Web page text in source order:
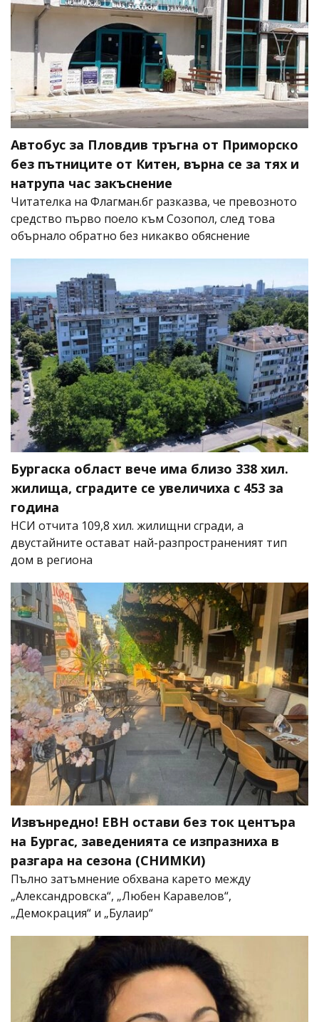
Автобус за Пловдив тръгна от Приморско
без пътниците от Китен, върна се за тях и
натрупа час закъснение
Читателка на Флагман.бг разказва, че превозното
средство първо поело към Созопол, след това
обърнало обратно без никакво обяснение
Бургаска област вече има близо 338 хил.
жилища, сградите се увеличиха с 453 за
година
НСИ отчита 109,8 хил. жилищни сгради, а
двустайните остават най-разпространеният тип
дом в региона
Извънредно! ЕВН остави без ток центъра
на Бургас, заведенията се изпразниха в
разгара на сезона (СНИМКИ)
Пълно затъмнение обхвана карето между
„Александровска“, „Любен Каравелов“,
„Демокрация“ и „Булаир“